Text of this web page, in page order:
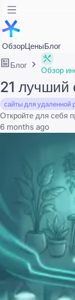
ОбзорЦеныБлог
Блог
Обзор
21 лучший
сайты для удаленной
Откройте для себя
6 months ago